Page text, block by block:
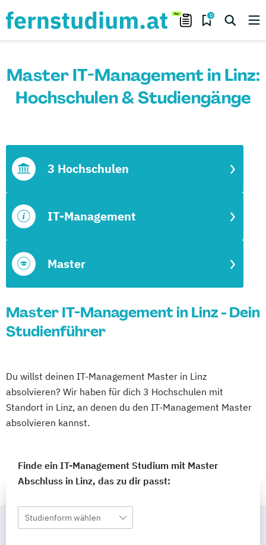
0
Master IT-Management in Linz:
Hochschulen & Studiengänge
Master
IT-Management
3 Hochschulen
Master IT-Management in Linz - Dein
Studienführer
Du willst deinen IT-Management Master in Linz
absolvieren? Wir haben für dich 3 Hochschulen mit
Standort in Linz, an denen du den IT-Management Master
absolvieren kannst.
Finde ein IT-Management Studium mit Master
Abschluss in Linz, das zu dir passt:
Studienform wählen